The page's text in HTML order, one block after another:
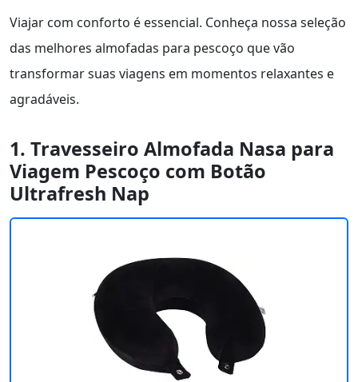
Viajar com conforto é essencial. Conheça nossa seleção
das melhores almofadas para pescoço que vão
transformar suas viagens em momentos relaxantes e
agradáveis.
1. Travesseiro Almofada Nasa para
Viagem Pescoço com Botão
Ultrafresh Nap